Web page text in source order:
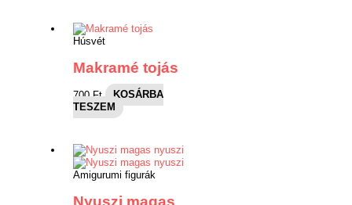
Húsvét
Makramé tojás
700Ft
KOSÁRBA
TESZEM
Amigurumi figurák
Nyuszi magas